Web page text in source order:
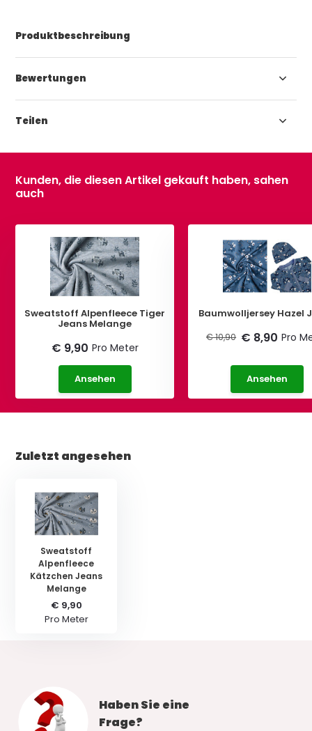
Produktbeschreibung
Bewertungen
Teilen
Kunden, die diesen Artikel gekauft haben, sahen
auch
Sweatstoff Alpenfleece Tiger
Jeans Melange
€ 9,90 Pro Meter
Ansehen
Baumwolljersey Hazel
€ 10,90 € 8,90 Pro
Ansehen
Zuletzt angesehen
Sweatstoff
Alpenfleece
Kätzchen Jeans
Melange
€ 9,90
Pro Meter
Haben Sie eine
Frage?